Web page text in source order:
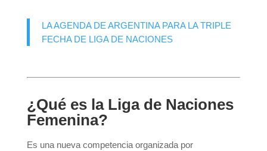
LA AGENDA DE ARGENTINA PARA LA TRIPLE
FECHA DE LIGA DE NACIONES
¿Qué es la Liga de Naciones
Femenina?
Es una nueva competencia organizada por